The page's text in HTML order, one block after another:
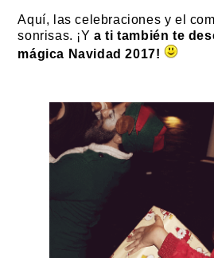
Aquí, las celebraciones y el
sonrisas. ¡Ya ti también te
mágica Navidad 2017!